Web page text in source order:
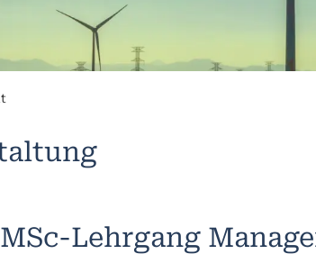
MSc-Lehrgang